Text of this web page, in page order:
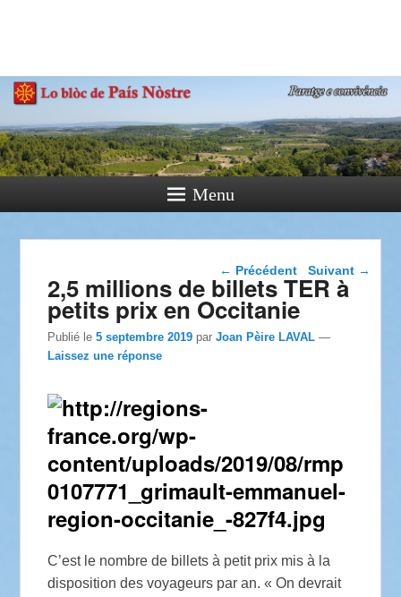
Paratge e Convivència
Menu
Navigation dans les
articles
← Précédent Suivant →
2,5 millions de billets TER à
petits prix en Occitanie
Publié le5 septembre 2019 parJoan Pèire LAVAL —
Laissez une réponse
C’est le nombre de billets à petit prix mis à la
disposition des voyageurs par an. « On devrait